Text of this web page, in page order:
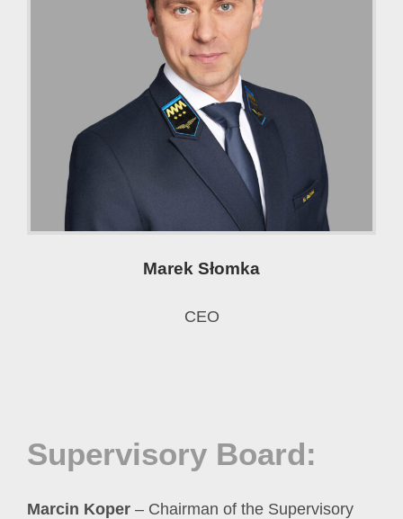
Marek Słomka
CEO
Supervisory Board:
Marcin Koper – Chairman of the Supervisory